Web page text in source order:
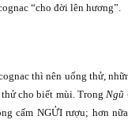
“cho đời lên hương”.
thì nên uống thử,
cho biết mùi. Trong Ngũ
cấm NGỬI rượu; hơn